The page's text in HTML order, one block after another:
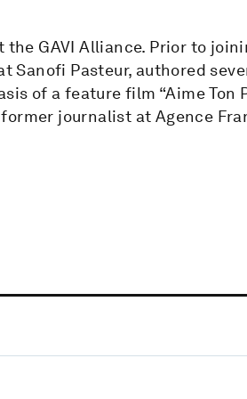
GAVI Alliance. Prior to
Sanofi Pasteur, authored
of a feature film “Aime Ton
journalist at Agence